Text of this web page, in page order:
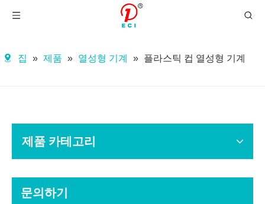
집 » 제품 » 열성형 기계 » 플라스틱 컵 열성형 기계
제품 카테고리
문의하기